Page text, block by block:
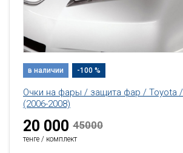
в наличии -100 %
Очки на фары / защита фар / Toyota /
(2006-2008)
20 000 45000
тенге / комплект